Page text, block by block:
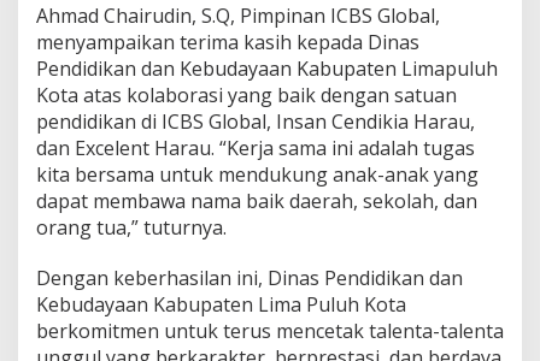
Ahmad Chairudin, S.Q, Pimpinan ICBS Global,
menyampaikan terima kasih kepada Dinas
Pendidikan dan Kebudayaan Kabupaten Limapuluh
Kota atas kolaborasi yang baik dengan satuan
pendidikan di ICBS Global, Insan Cendikia Harau,
dan Excelent Harau. “Kerja sama ini adalah tugas
kita bersama untuk mendukung anak-anak yang
dapat membawa nama baik daerah, sekolah, dan
orang tua,” tuturnya.
Dengan keberhasilan ini, Dinas Pendidikan dan
Kebudayaan Kabupaten Lima Puluh Kota
berkomitmen untuk terus mencetak talenta-talenta